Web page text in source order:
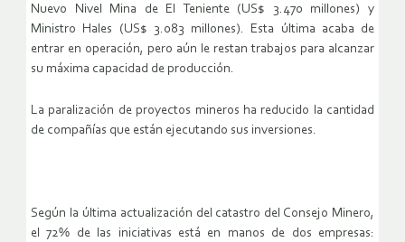
Nuevo Nivel Mina de El Teniente (US$ 3.470 millones) y
Ministro Hales (US$ 3.083 millones). Esta última acaba de
entrar en operación, pero aún le restan trabajos para alcanzar
su máxima capacidad de producción.
La paralización de proyectos mineros ha reducido la cantidad
de compañías que están ejecutando sus inversiones.
Según la última actualización del catastro del Consejo Minero,
el 72% de las iniciativas está en manos de dos empresas: